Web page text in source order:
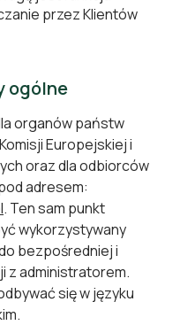
przez Klientów
ogólne
organów państw
Europejskiej i
oraz dla odbiorców
adresem:
. Ten sam punkt
wykorzystywany
bezpośredniej i
z administratorem.
się w języku